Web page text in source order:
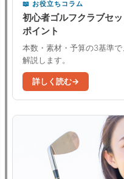
お役立ちコラム
初心者ゴルフクラブセ
ポイント
本数・素材・予算の3基準
解説します。
詳しく読む